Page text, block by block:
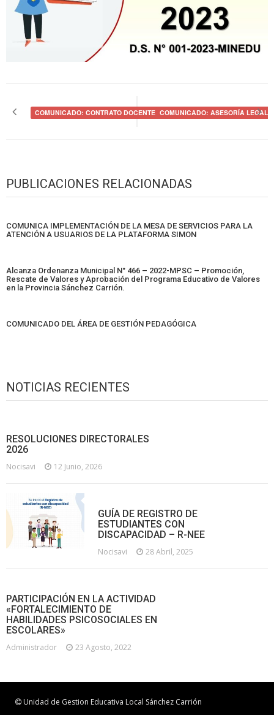
de COMUNICADO: CONTRATO DOCENTE 2023COMUNICADO: ASESORÍA LEGAL
PUBLICACIONES RELACIONADAS
COMUNICA IMPLEMENTACIÓN DE LA MESA DE SERVICIOS PARA LA
ATENCIÓN A USUARIOS DE LA PLATAFORMA SIMON
Alcanza Ordenanza Municipal N° 466 – 2022-MPSC – Promoción,
Rescate de Valores y Aprobación del Programa Educativo de Valores
en la Provincia Sánchez Carrión.
COMUNICADO DEL ÁREA DE GESTIÓN PEDAGÓGICA
NOTICIAS RECIENTES
RESOLUCIONES DIRECTORALES
2026
Nocisavi 12 Junio, 2026
GUÍA DE REGISTRO DE
ESTUDIANTES CON
DISCAPACIDAD – R-NEE
Nocisavi 28 Abril, 2025
PARTICIPACIÓN EN LA ACTIVIDAD
«FORTALECIMIENTO DE
HABILIDADES PSICOSOCIALES EN
ESCOLARES»
Administrador 23 Agosto, 2022
Unidad de Gestion Educativa Local Sánchez Carrión